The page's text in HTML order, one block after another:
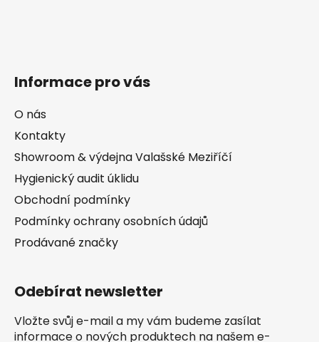
Informace pro vás
O nás
Kontakty
Showroom & výdejna Valašské Meziříčí
Hygienický audit úklidu
Obchodní podmínky
Podmínky ochrany osobních údajů
Prodávané značky
Odebírat newsletter
Vložte svůj e-mail a my vám budeme zasílat
informace o nových produktech na našem e-